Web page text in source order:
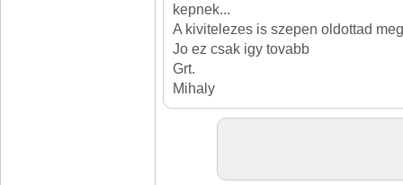
kepnek...
A kivitelezes is szepen oldottad
Jo ez csak igy tovabb
Grt.
Mihaly